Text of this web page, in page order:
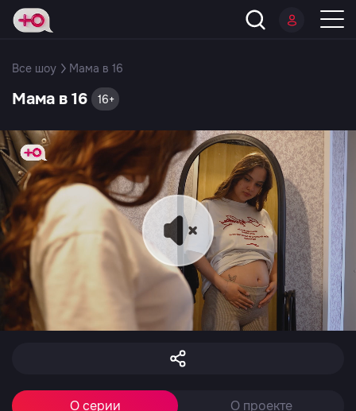
Все шоу Мама в 16
Мама в 16 16+
О серии О проекте